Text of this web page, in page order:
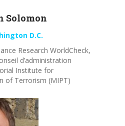
Solomon
D.C.
Research WorldCheck,
d’administration
Institute for
of Terrorism (MIPT)